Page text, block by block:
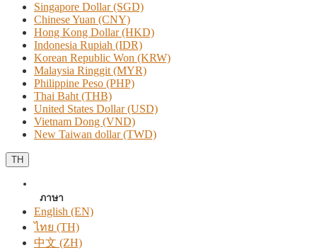
Singapore Dollar (SGD)
Chinese Yuan (CNY)
Hong Kong Dollar (HKD)
Indonesia Rupiah (IDR)
Korean Republic Won (KRW)
Malaysia Ringgit (MYR)
Philippine Peso (PHP)
Thai Baht (THB)
United States Dollar (USD)
Vietnam Dong (VND)
New Taiwan dollar (TWD)
TH
ภาษา
English (EN)
ไทย (TH)
中文 (ZH)